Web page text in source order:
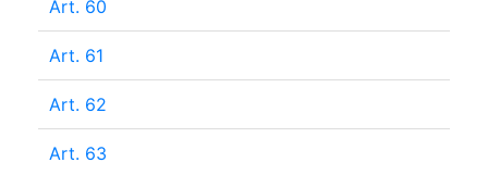
Art. 60
Art. 61
Art. 62
Art. 63